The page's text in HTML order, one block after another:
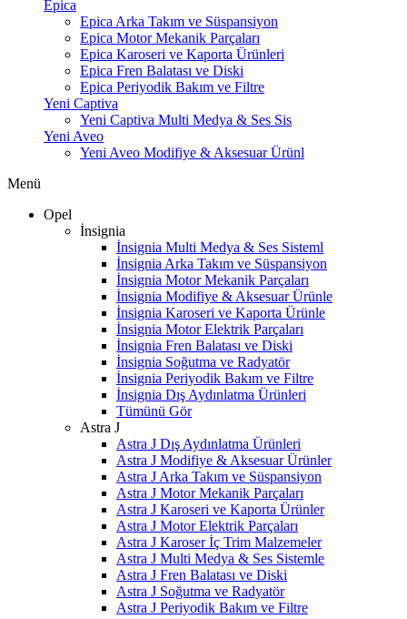
Epica
Epica Arka Takım ve Süspansiyon
Epica Motor Mekanik Parçaları
Epica Karoseri ve Kaporta Ürünleri
Epica Fren Balatası ve Diski
Epica Periyodik Bakım ve Filtre
Yeni Captiva
Yeni Captiva Multi Medya & Ses Sis
Yeni Aveo
Yeni Aveo Modifiye & Aksesuar Ürünl
Menü
Opel
İnsignia
İnsignia Multi Medya & Ses Sisteml
İnsignia Arka Takım ve Süspansiyon
İnsignia Motor Mekanik Parçaları
İnsignia Modifiye & Aksesuar Ürünle
İnsignia Karoseri ve Kaporta Ürünle
İnsignia Motor Elektrik Parçaları
İnsignia Fren Balatası ve Diski
İnsignia Soğutma ve Radyatör
İnsignia Periyodik Bakım ve Filtre
İnsignia Dış Aydınlatma Ürünleri
Tümünü Gör
Astra J
Astra J Dış Aydınlatma Ürünleri
Astra J Modifiye & Aksesuar Ürünler
Astra J Arka Takım ve Süspansiyon
Astra J Motor Mekanik Parçaları
Astra J Karoseri ve Kaporta Ürünler
Astra J Motor Elektrik Parçaları
Astra J Karoser İç Trim Malzemeler
Astra J Multi Medya & Ses Sistemle
Astra J Fren Balatası ve Diski
Astra J Soğutma ve Radyatör
Astra J Periyodik Bakım ve Filtre